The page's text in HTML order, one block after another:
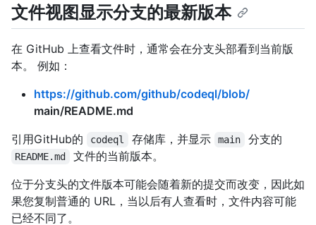
文件视图显示分支的最新版本
在 GitHub 上查看文件时，通常会在分支头部看到当前版
本。 例如：
https://github.com/github/codeql/blob/
main/README.md
引用GitHub的
codeql 存储库，并显示 main 分支的
README.md
文件的当前版本。
位于分支头的文件版本可能会随着新的提交而改变，因此如
果您复制普通的 URL，当以后有人查看时，文件内容可能
已经不同了。